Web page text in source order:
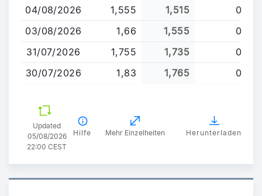
04/08/2026
1,555 1,515
0
03/08/2026
1,66 1,555
0
31/07/2026
1,755 1,735
0
30/07/2026
1,83 1,765 0
Updated
05/08/2026
22:00 CEST
Hilfe Mehr Einzelheiten Herunterladen